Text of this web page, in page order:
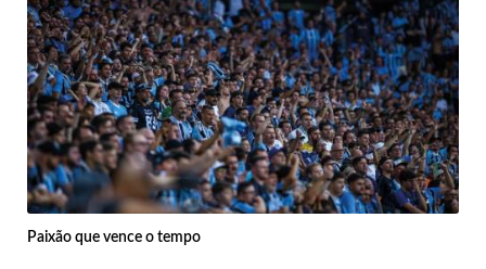
Paixão que vence o tempo